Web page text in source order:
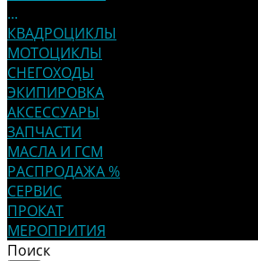
...
КВАДРОЦИКЛЫ
МОТОЦИКЛЫ
СНЕГОХОДЫ
ЭКИПИРОВКА
АКСЕССУАРЫ
ЗАПЧАСТИ
МАСЛА И ГСМ
РАСПРОДАЖА %
СЕРВИС
ПРОКАТ
МЕРОПРИТИЯ
Поиск